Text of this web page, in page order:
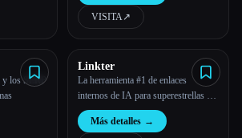
VISITA↗︎
y los SERP
Linkter
La herramienta #1 de enlaces
internos de IA para superestrellas del
SEO
Más detalles →